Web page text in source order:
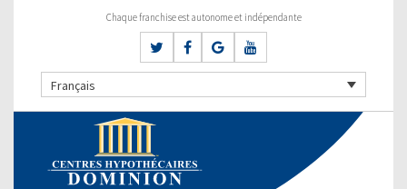
Chaque franchise est autonome et indépendante
Français